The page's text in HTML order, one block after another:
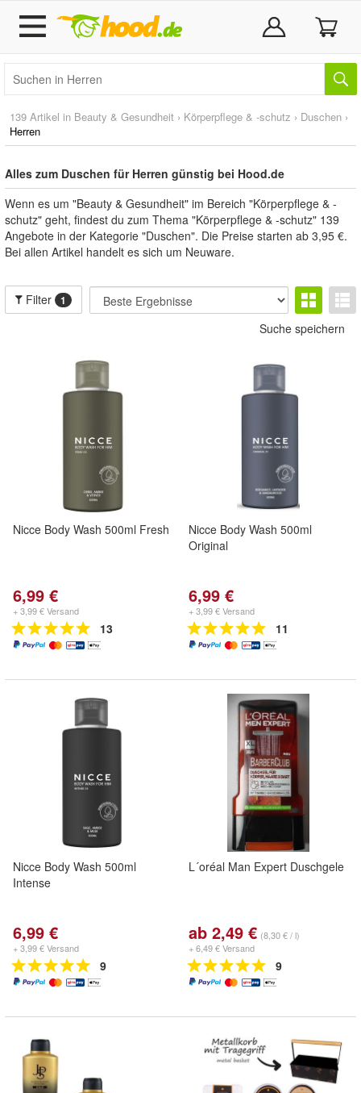
139 Artikel in Beauty & Gesundheit › Körperpflege & -schutz › Duschen ›
Herren
Alles zum Duschen für Herren günstig bei Hood.de
Wenn es um "Beauty & Gesundheit" im Bereich "Körperpflege & -
schutz" geht, findest du zum Thema "Körperpflege & -schutz" 139
Angebote in der Kategorie "Duschen". Die Preise starten ab 3,95 €.
Bei allen Artikel handelt es sich um Neuware.
Filter 1
Suche speichern
Nicce Body Wash 500ml Fresh
6,99 €
+ 3,99 € Versand
13
Nicce Body Wash 500ml
Original
6,99 €
+ 3,99 € Versand
11
Nicce Body Wash 500ml
Intense
6,99 €
+ 3,99 € Versand
9
L´oréal Man Expert Duschgele
ab 2,49 € (8,30 € / l)
+ 6,49 € Versand
9